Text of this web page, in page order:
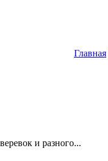
Главная
и разного...